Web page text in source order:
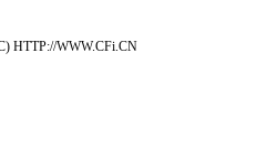
HTTP://WWW.CFi.CN